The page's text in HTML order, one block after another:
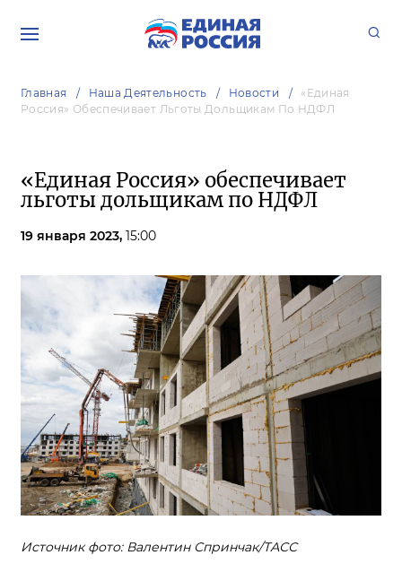
Главная Наша Деятельность Новости
«Единая
Россия» Обеспечивает Льготы Дольщикам По НДФЛ
«Единая Россия» обеспечивает
льготы дольщикам по НДФЛ
19 января 2023, 15:00
Источник фото: Валентин Спринчак/ТАСС